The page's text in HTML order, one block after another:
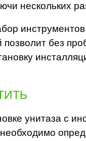
нескольких
позволит без
унитаза с